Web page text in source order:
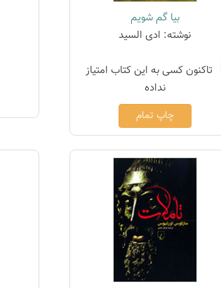
بیا گم شویم
نوشته: ادی السید
چاپ تمام